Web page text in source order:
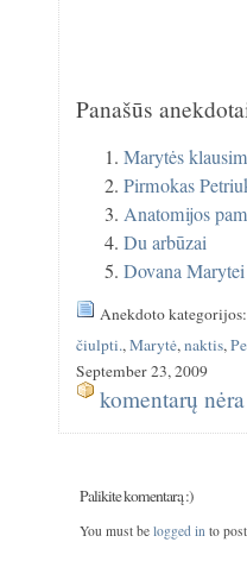
Panašūs
Marytės
Pirmokas
Anatomijos
Du arbūzai
Dovana Marytei
Anekdoto
čiulpti.,Marytė,naktis,
September 23, 2009
komentarų
Palikite komentarą :)
You must be logged into post